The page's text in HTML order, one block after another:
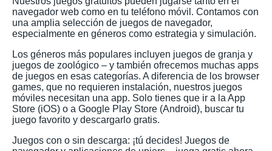
navegador web como en tu teléfono móvil. Contamos con
una amplia selección de juegos de navegador,
especialmente en géneros como estrategia y simulación.
Los géneros más populares incluyen juegos de granja y
juegos de zoológico – y también ofrecemos muchas apps
de juegos en esas categorías. A diferencia de los browser
games, que no requieren instalación, nuestros juegos
móviles necesitan una app. Solo tienes que ir a la App
Store (iOS) o a Google Play Store (Android), buscar tu
juego favorito y descargarlo gratis.
Juegos con o sin descarga: ¡tú decides! Juegos de